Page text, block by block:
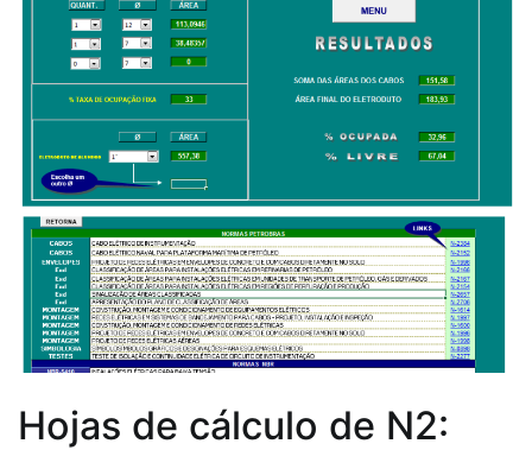
Hojas de cálculo de N2: